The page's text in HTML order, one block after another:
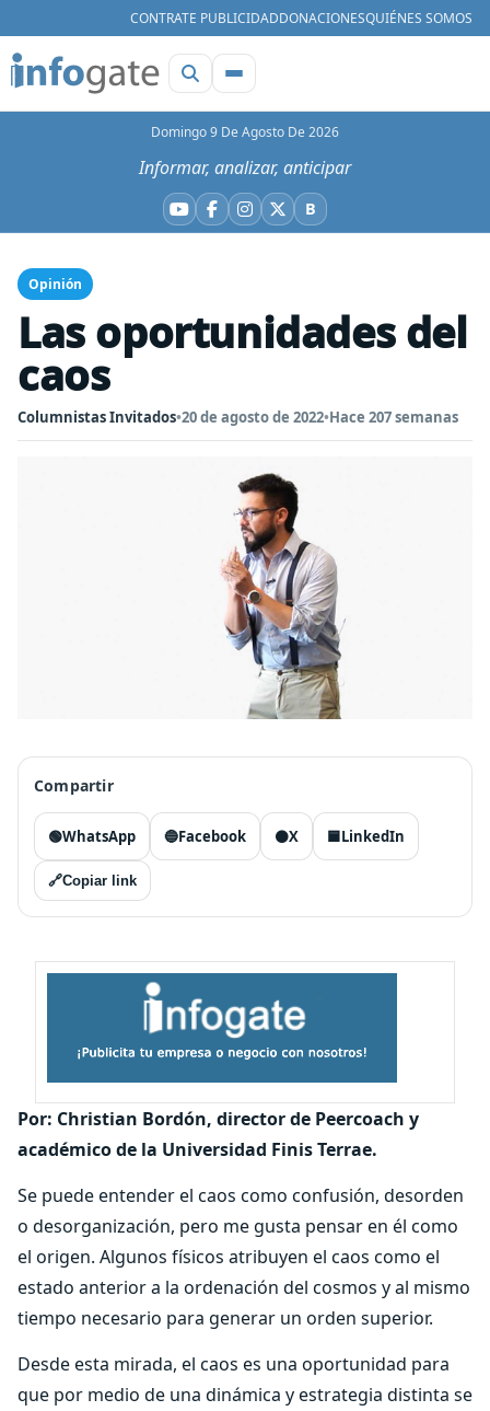
CONTRATE PUBLICIDADDONACIONESQUIÉNES SOMOS
Domingo 9 De Agosto De 2026
Informar, analizar, anticipar
YouTube
Facebook
Instagram
X BBluesky
Opinión
Las oportunidades del
caos
Columnistas Invitados•20 de agosto de 2022•Hace 207 semanas
Compartir
🟢WhatsApp 🔵Facebook ⚫X 🟦LinkedIn
🔗Copiar link
Por: Christian Bordón, director de Peercoach y
académico de la Universidad Finis Terrae.
Se puede entender el caos como confusión, desorden
o desorganización, pero me gusta pensar en él como
el origen. Algunos físicos atribuyen el caos como el
estado anterior a la ordenación del cosmos y al mismo
tiempo necesario para generar un orden superior.
Desde esta mirada, el caos es una oportunidad para
que por medio de una dinámica y estrategia distinta se